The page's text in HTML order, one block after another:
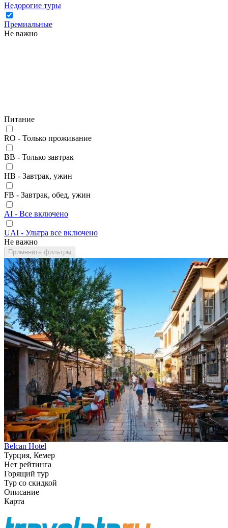
Недорогие туры
Премиальные
Не важно
Питание
RO - Только проживание
BB - Только завтрак
HB - Завтрак, ужин
FB - Завтрак, обед, ужин
AI - Все включено
UAI - Ультра все включено
Не важно
Применить фильтры
Belcan Hotel
Турция, Кемер
Нет рейтинга
Горящий тур
Тур со скидкой
Описание
Карта